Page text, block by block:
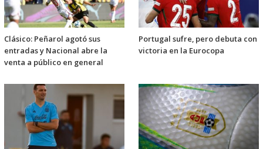
Clásico: Peñarol agotó sus
entradas y Nacional abre la
venta a público en general
Portugal sufre, pero debuta con
victoria en la Eurocopa